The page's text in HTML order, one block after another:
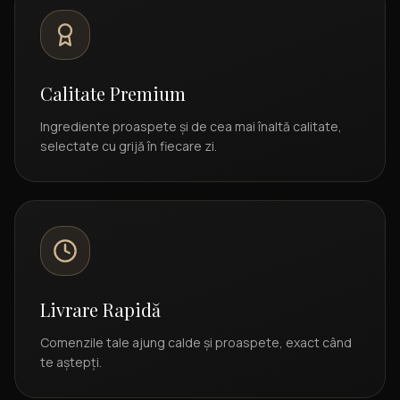
Calitate Premium
Ingrediente proaspete și de cea mai înaltă calitate,
selectate cu grijă în fiecare zi.
Livrare Rapidă
Comenzile tale ajung calde și proaspete, exact când
te aștepți.